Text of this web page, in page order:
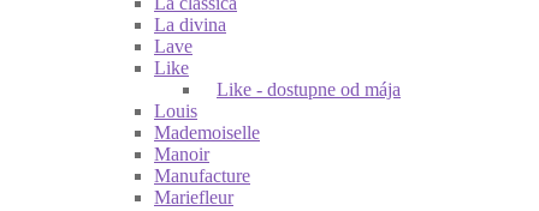
La divina
Lave
Like
Like - dostupne od mája
Louis
Mademoiselle
Manoir
Manufacture
Mariefleur